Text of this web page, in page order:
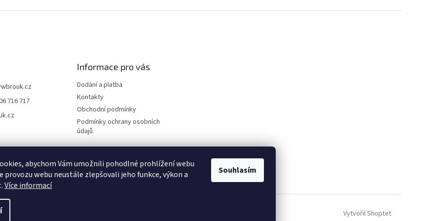
abychom Vám umožnili pohodlné prohlížení webu
provozu webu neustále zlepšovali jeho funkce, výkon a
Více informací
Souhlasím
716 717
Informace pro vás
Dodání a platba
Kontakty
Obchodní podmínky
Podmínky ochrany osobních
údajů
Vytvořil Shoptet